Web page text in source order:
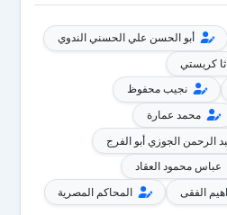
أبو الحسن علي الحسني الندوي
كريستي
نجيب محفوظ
محمد عمارة
الرحمن الجوزي أبو الفرج
عباس محمود العقاد
الفقى المحاكم المصرية